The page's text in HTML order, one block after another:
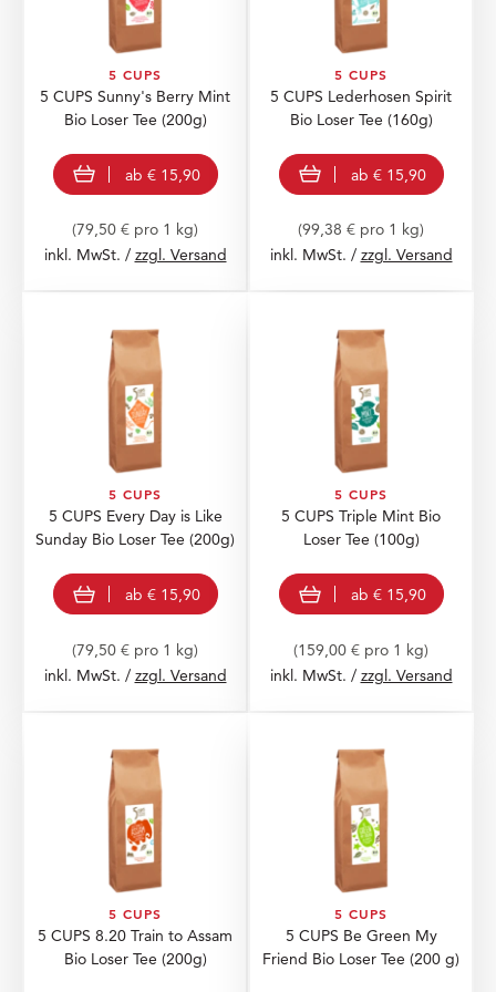
5 CUPS
5 CUPS Sunny's Berry Mint
Bio Loser Tee (200g)
view product
ab € 15,90
(79,50 € pro 1 kg)
inkl. MwSt. / zzgl. Versand
5 CUPS
5 CUPS Lederhosen Spirit
Bio Loser Tee (160g)
view product
ab € 15,90
(99,38 € pro 1 kg)
inkl. MwSt. / zzgl. Versand
5 CUPS
5 CUPS Every Day is Like
Sunday Bio Loser Tee (200g)
view product
ab € 15,90
(79,50 € pro 1 kg)
inkl. MwSt. / zzgl. Versand
5 CUPS
5 CUPS Triple Mint Bio
Loser Tee (100g)
view product
ab € 15,90
(159,00 € pro 1 kg)
inkl. MwSt. / zzgl. Versand
5 CUPS
5 CUPS 8.20 Train to Assam
Bio Loser Tee (200g)
5 CUPS
5 CUPS Be Green My
Friend Bio Loser Tee (200 g)